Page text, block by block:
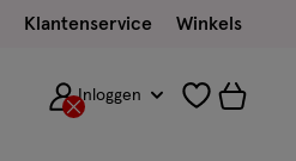
Klantenservice Winkels
Inloggen